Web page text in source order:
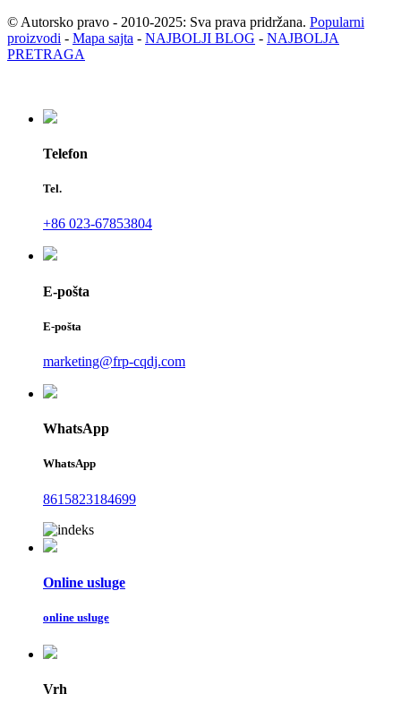
© Autorsko pravo - 2010-2025: Sva prava pridržana. Popularni
proizvodi - Mapa sajta - NAJBOLJI BLOG - NAJBOLJA
PRETRAGA
Telefon
Tel.
+86 023-67853804
E-pošta
E-pošta
marketing@frp-cqdj.com
WhatsApp
WhatsApp
8615823184699
Online usluge
online usluge
Vrh